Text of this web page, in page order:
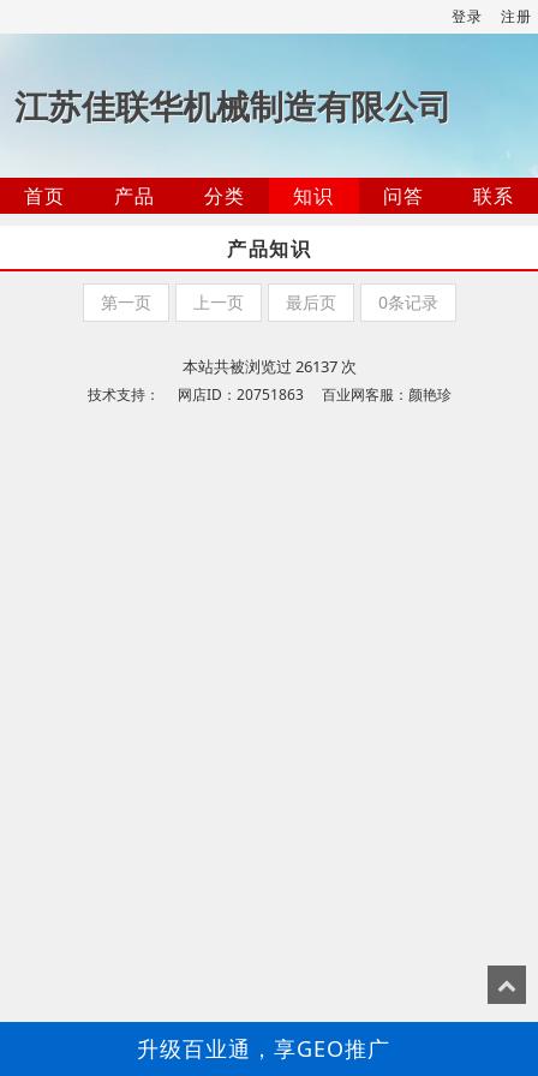
登录 注册
江苏佳联华机械制造有限公司
首页 产品 分类 知识 问答
联系
产品知识
第一页 上一页 最后页 0条记录
本站共被浏览过 26137 次
技术支持： 网店ID：20751863 百业网客服：颜艳珍
升级百业通，享GEO推广